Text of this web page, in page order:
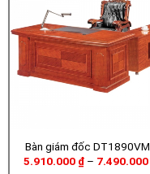
Bàn giám đốc
5.910.000 ₫ – 7.490.000